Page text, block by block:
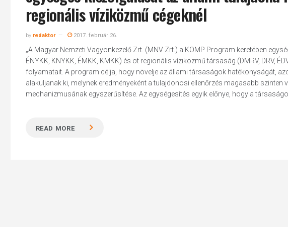
regionális víziközmű cégeknél
by redaktor 2017. február 26.
„A Magyar Nemzeti Vagyonkezelő Zrt. (MNV Zrt.) a KOMP Program keretében
ÉNYKK, KNYKK, ÉMKK, KMKK) és öt regionális víziközmű társaság (DMRV, DRV,
folyamatait. A program célja, hogy növelje az állami társaságok hatékonyságát,
alakuljanak ki, melynek eredményeként a tulajdonosi ellenőrzés magasabb
mechanizmusának egyszerűsítése. Az egységesítés egyik előnye, hogy a
READ MORE